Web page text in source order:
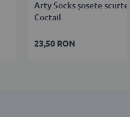
Arty Socks șosete scurte
Coctail
23,50 RON